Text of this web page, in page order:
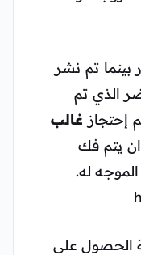
تم نشر
الذي تم
إحتجاز غالب
يتم فك
له.
الحصول على